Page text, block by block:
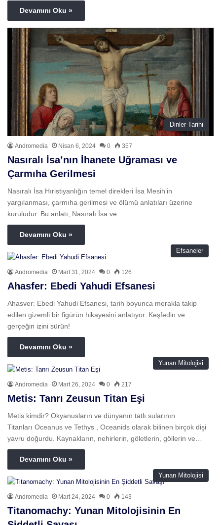
Devamını Oku »
Dinler Tarihi
Andromedia Nisan 6, 2024 0 357
Nasıralı İsa’nın İhanete Uğraması ve
Çarmıha Gerilmesi
Nasıralı İsa Hıristiyanlığın temel direkleri İsa Mesih’in
yargılanması, çarmıha gerilmesi ve ölümü anlatıları üzerine
kuruludur. Bu anlatı, Nasıralı İsa ve…
Devamını Oku »
Efsaneler
Andromedia Mart 31, 2024 0 126
Ahasfer: Ebedi Yahudi Efsanesi
Ahasver: Ebedi Yahudi Efsanesi, tarih boyunca merakla takip
edilen gizemli bir figürün hikayesini anlatıyor. Keşfedin ve
gerçeğin izini sürün!
Devamını Oku »
Yunan Mitolojisi
Andromedia Mart 26, 2024 0 217
Metis: Tanrı Zeusun Titan Eşi
Metis kimdir? Okyanusların ve dünyanın tatlı sularının
Titanları Oceanus ve Tethys , Oceanids olarak bilinen birçok dişi
yavru doğurdu. Kaynakların, nehirlerin, göletlerin, göllerin ve…
Devamını Oku »
Yunan Mitolojisi
Andromedia Mart 24, 2024 0 143
Titanomachy: Yunan Mitolojisinin En